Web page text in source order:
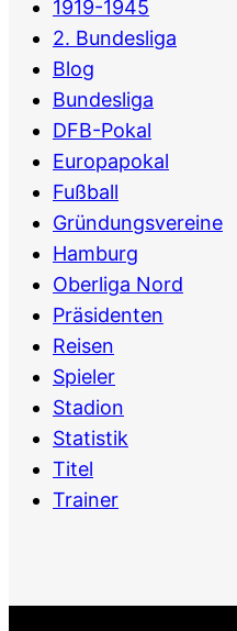
1919-1945
2. Bundesliga
Blog
Bundesliga
DFB-Pokal
Europapokal
Fußball
Gründungsvereine
Hamburg
Oberliga Nord
Präsidenten
Reisen
Spieler
Stadion
Statistik
Titel
Trainer